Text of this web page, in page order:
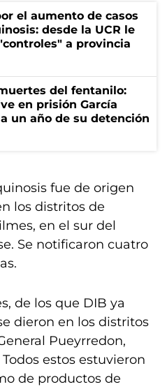
el aumento de casos
desde la UCR le
a provincia
del fentanilo:
en prisión García
un año de su detención
fue de origen
los distritos de
en el sur del
Se notificaron cuatro
de los que DIB ya
dieron en los distritos
Pueyrredon,
estos estuvieron
de productos de